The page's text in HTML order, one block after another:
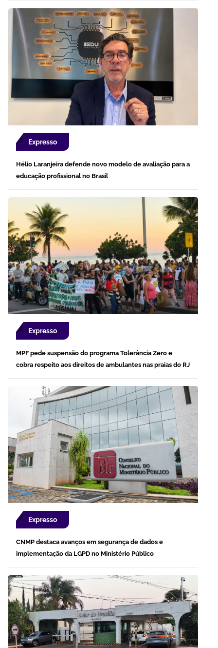
Expresso
Hélio Laranjeira defende novo modelo de avaliação para a
educação profissional no Brasil
Expresso
MPF pede suspensão do programa Tolerância Zero e
cobra respeito aos direitos de ambulantes nas praias do RJ
Expresso
CNMP destaca avanços em segurança de dados e
implementação da LGPD no Ministério Público